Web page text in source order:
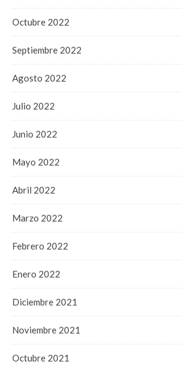
Octubre 2022
Septiembre 2022
Agosto 2022
Julio 2022
Junio 2022
Mayo 2022
Abril 2022
Marzo 2022
Febrero 2022
Enero 2022
Diciembre 2021
Noviembre 2021
Octubre 2021